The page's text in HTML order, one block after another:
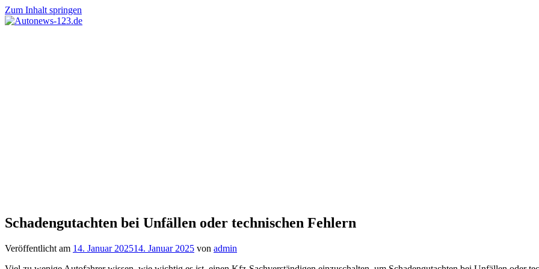
Zum Inhalt springen
Schadengutachten bei Unfällen oder technischen Fehlern
Veröffentlicht am 14. Januar 202514. Januar 2025 von admin